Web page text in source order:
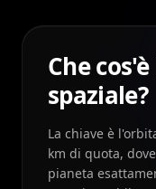
Che
spaziale?
La chiave è
km di quota,
pianeta